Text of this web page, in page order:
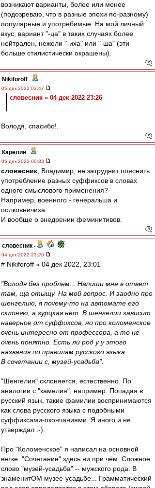
возникают варианты, более или менее
(подозреваю, что в разные эпохи по-разному)
популярные и употребимые. На мой личный
вкус, вариант "-ца" в таких случаях более
нейтрален, нежели "-иха" или "-ша" (эти
больше стилистически окрашены).
Nikiforoff -
05 дек 2022 02:47
словесник » 04 дек 2022 23:26
Володя, спасибо!.
Карелин -
05 дек 2022 00:33
словесник , Владимир, не затруднит пояснить
употребление разных суффиксов в словах
одного смыслового применения?
Например, военного - генеральша и
полковничиха.
И вообще о внедрении феминитивов.
словесник -
04 дек 2022 23:26
# Nikiforoff » 04 дек 2022, 23:01
"Володя без проблем... Напиши мне в ответ
там, ща отыщу. На мой вопрос. И заодно про
шенгелию, я почему-то на автомате его
склоняю, а гурцкая нет. В шенгелии зависит
наверное от суффиксов, но про коломенское
очень интересно от профессора, а то не
очень понятно. Есть ли род у у этого
названия по правилам русского языка.
В сочетании с, музей-усадьба".
"Шенгелия" склоняется, естественно. По
аналогии с "камелия", например. Попадая в
русский язык, такие фамилии воспринимаются
как слова русского языка с подобными
суффиксами-окончаниями. Я иного и не
утверждал :-).
Про "Коломенское" я написал на основной
ветке. "Сочетание" здесь ни при чём. Сложное
слово "музей-усадьба" -- мужского рода. В
знаменитОМ музее-усадьбе... Грамматический